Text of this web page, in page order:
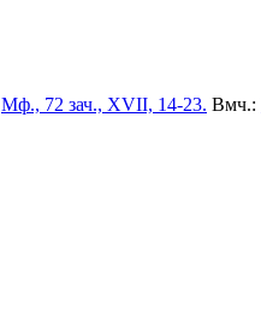
Мф., 72 зач., XVII, 14-23. Вмч.: